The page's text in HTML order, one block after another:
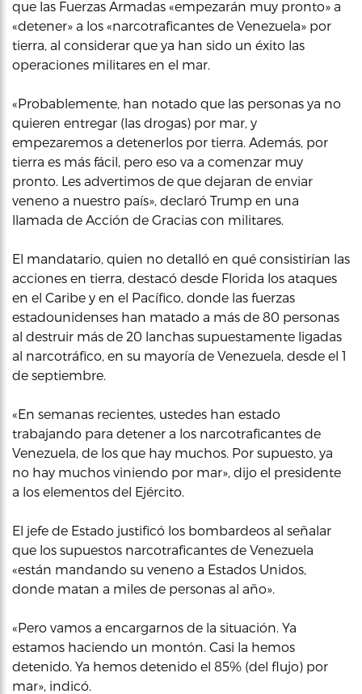
que las Fuerzas Armadas «empezarán muy pronto» a
«detener» a los «narcotraficantes de Venezuela» por
tierra, al considerar que ya han sido un éxito las
operaciones militares en el mar.
«Probablemente, han notado que las personas ya no
quieren entregar (las drogas) por mar, y
empezaremos a detenerlos por tierra. Además, por
tierra es más fácil, pero eso va a comenzar muy
pronto. Les advertimos de que dejaran de enviar
veneno a nuestro país», declaró Trump en una
llamada de Acción de Gracias con militares.
El mandatario, quien no detalló en qué consistirían las
acciones en tierra, destacó desde Florida los ataques
en el Caribe y en el Pacífico, donde las fuerzas
estadounidenses han matado a más de 80 personas
al destruir más de 20 lanchas supuestamente ligadas
al narcotráfico, en su mayoría de Venezuela, desde el 1
de septiembre.
«En semanas recientes, ustedes han estado
trabajando para detener a los narcotraficantes de
Venezuela, de los que hay muchos. Por supuesto, ya
no hay muchos viniendo por mar», dijo el presidente
a los elementos del Ejército.
El jefe de Estado justificó los bombardeos al señalar
que los supuestos narcotraficantes de Venezuela
«están mandando su veneno a Estados Unidos,
donde matan a miles de personas al año».
«Pero vamos a encargarnos de la situación. Ya
estamos haciendo un montón. Casi la hemos
detenido. Ya hemos detenido el 85% (del flujo) por
mar», indicó.